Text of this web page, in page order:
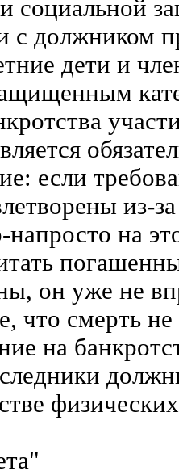
социальной
с должником
дети и
если
из-
на
он уже не
что смерть не
на